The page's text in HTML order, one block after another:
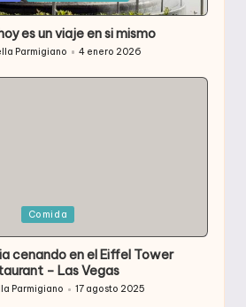
es un viaje en si mismo
Parmigiano 4 enero 2026
Comida
cenando en el Eiffel Tower
– Las Vegas
Parmigiano 17 agosto 2025